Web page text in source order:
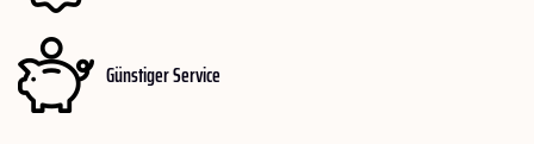
Günstiger Service